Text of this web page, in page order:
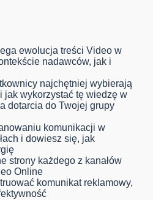
ewolucja treści Video w
nadawców, jak i
najchętniej wybierają
jak wykorzystać tę wiedzę w
dotarcia do Twojej grupy
komunikacji w
i dowiesz się, jak
strony każdego z kanałów
Online
komunikat reklamowy,